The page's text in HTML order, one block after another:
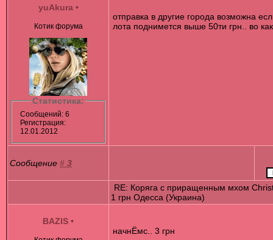
yuAkura •
Котик форума
Статистика:
Сообщений: 6
Регистрация:
12.01.2012
отправка в другие города возможна
лота поднимется выше 50ти грн.. во
Сообщение # 3
RE: Коряга с приращенным мхом
1 грн Одесса (Украина)
BAZIS •
начнЁмс.. 3 грн